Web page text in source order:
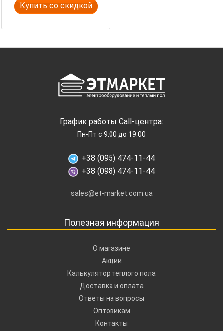
Купить со скидкой
График работы Call-центра:
Пн-Пт с 9:00 до 19:00
+38 (095) 474-11-44
+38 (098) 474-11-44
sales@et-market.com.ua
Полезная информация
О магазине
Акции
Калькулятор теплого пола
Доставка и оплата
Ответы на вопросы
Оптовикам
Контакты